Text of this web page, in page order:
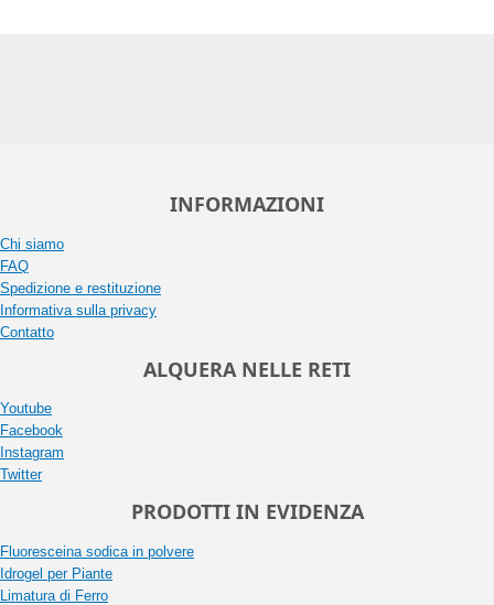
INFORMAZIONI
Chi siamo
FAQ
Spedizione e restituzione
Informativa sulla privacy
Contatto
ALQUERA NELLE RETI
Youtube
Facebook
Instagram
Twitter
PRODOTTI IN EVIDENZA
Fluoresceina sodica in polvere
Idrogel per Piante
Limatura di Ferro